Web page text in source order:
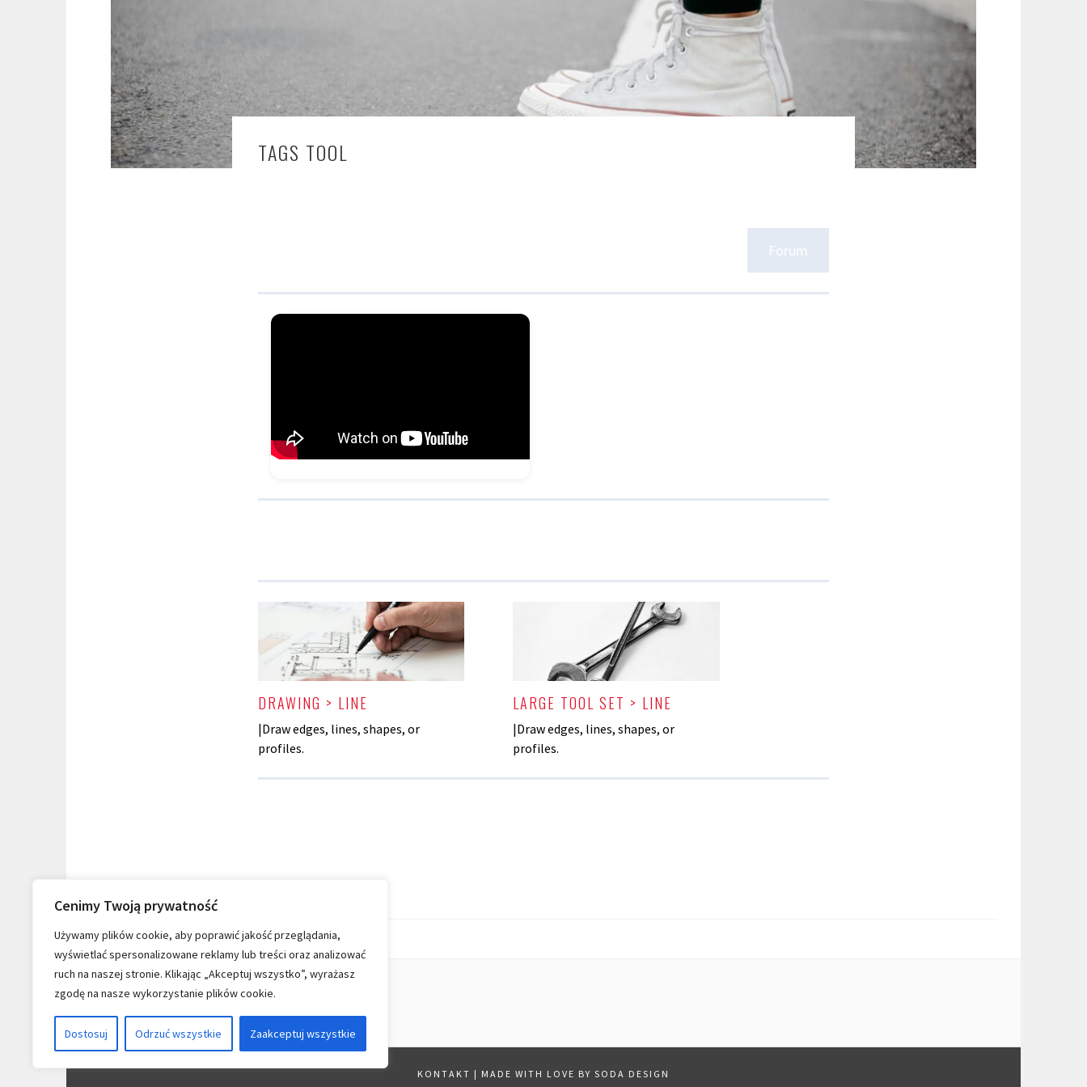
Cenimy Twoją prywatność
Używamy plików cookie, aby poprawić jakość przeglądania,
wyświetlać spersonalizowane reklamy lub treści oraz analizować
ruch na naszej stronie. Klikając „Akceptuj wszystko”, wyrażasz
zgodę na nasze wykorzystanie plików cookie.
Dostosuj Odrzuć wszystkie Zaakceptuj wszystkie
TAGS TOOL
Forum
DRAWING > LINE
|Draw edges, lines, shapes, or
profiles.
LARGE TOOL SET > LINE
|Draw edges, lines, shapes, or
profiles.
KONTAKT | MADE WITH LOVE BY SODA DESIGN